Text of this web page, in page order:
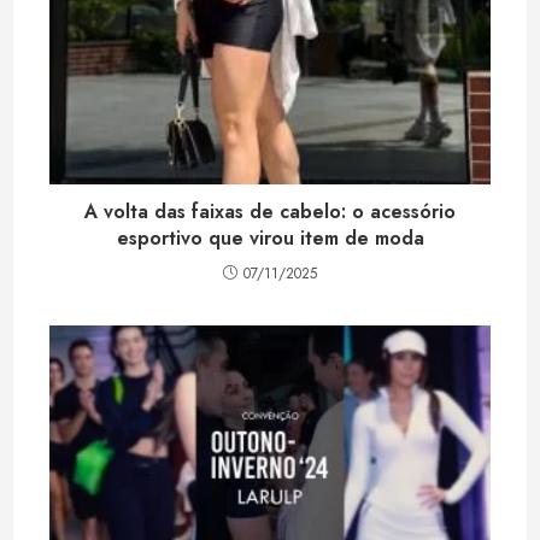
A volta das faixas de cabelo: o acessório
esportivo que virou item de moda
07/11/2025